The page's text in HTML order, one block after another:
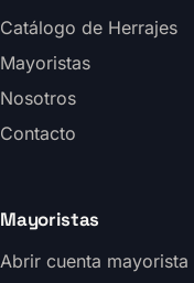
Catálogo de Herrajes
Mayoristas
Nosotros
Contacto
Mayoristas
Abrir cuenta mayorista